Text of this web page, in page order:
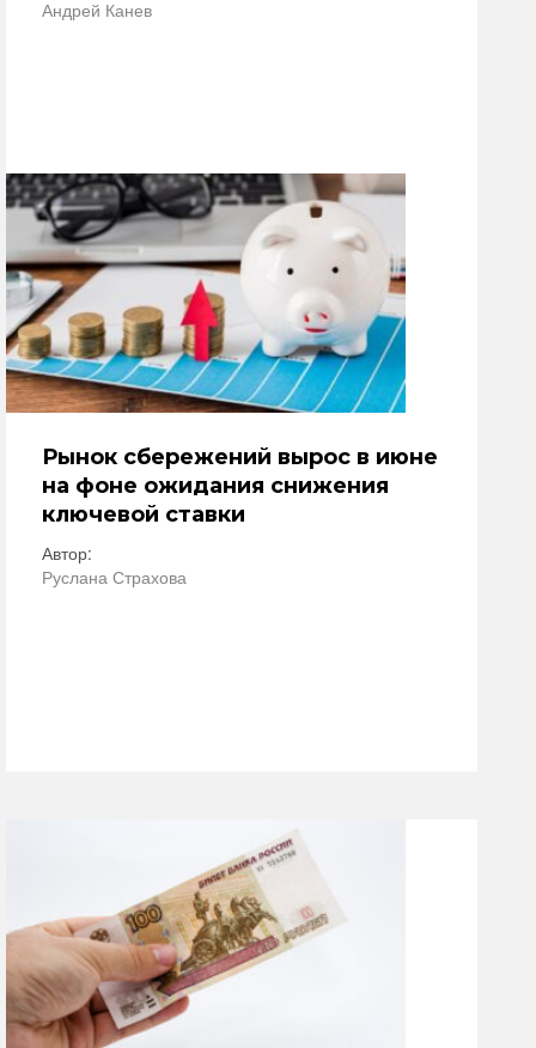
Андрей Канев
Рынок сбережений вырос в июне
на фоне ожидания снижения
ключевой ставки
Автор:
Руслана Страхова